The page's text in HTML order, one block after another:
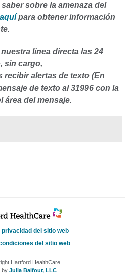
sobre la amenaza del
aquí para obtener información
línea directa las 24
sin cargo,
recibir alertas de texto (En
de texto al 31996 con la
área del mensaje.
privacidad del sitio web
del sitio web
Hartford HealthCare
by Julia Balfour, LLC